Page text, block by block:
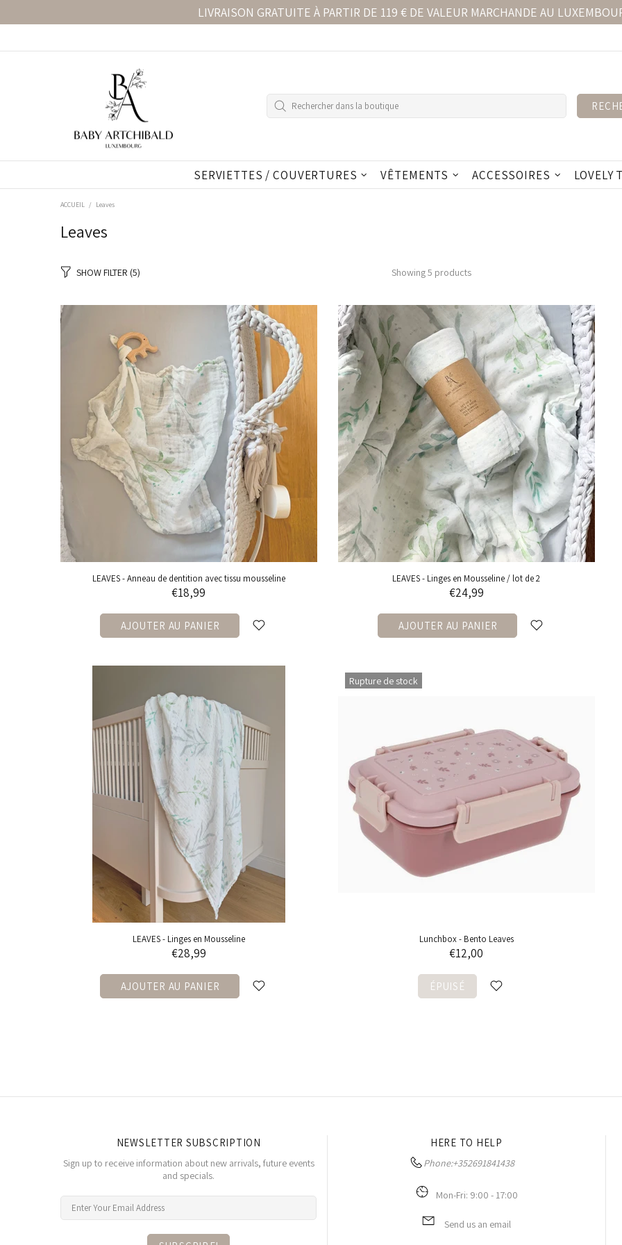
LIVRAISON GRATUITE À PARTIR DE 119 € DE VALEUR MARCHANDE AU
SERVIETTES / COUVERTURES VÊTEMENTS ACCESSOIRES LOVELY
ACCUEIL Leaves
Leaves
SHOW FILTER (5) Showing 5 products
LEAVES - Anneau de dentition avec tissu mousseline
€18,99
AJOUTER AU PANIER
LEAVES - Linges en Mousseline / lot de 2
€24,99
AJOUTER AU PANIER
LEAVES - Linges en Mousseline
€28,99
AJOUTER AU PANIER
Rupture de stock
Lunchbox - Bento Leaves
€12,00
ÉPUISÉ
NEWSLETTER SUBSCRIPTION
Sign up to receive information about new arrivals, future events
and specials.
HERE TO HELP
Phone:+352691841438
Mon-Fri: 9:00 - 17:00
Send us an email